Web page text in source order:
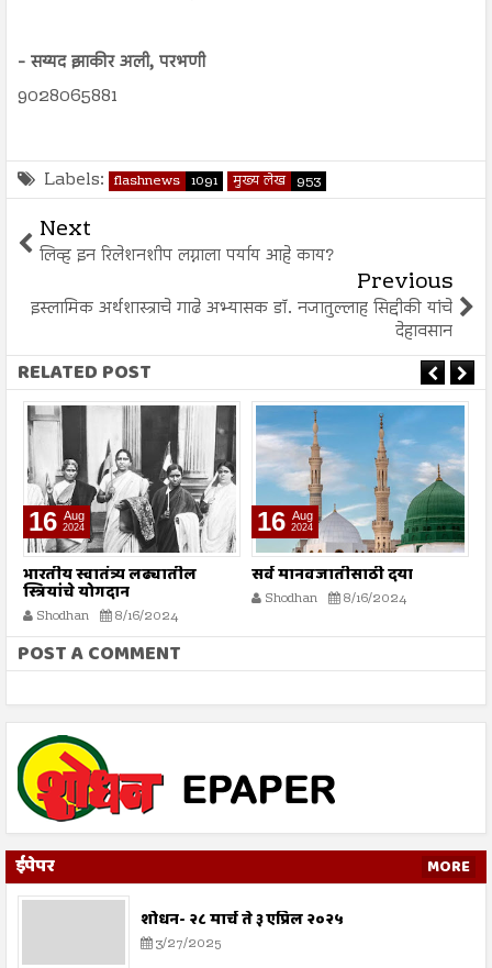
- सय्यद झाकीर अली, परभणी
9028065881
Labels: flashnews 1091 मुख्य लेख 953
Next
लिव्ह इन रिलेशनशीप लग्नाला पर्याय आहे काय?
Previous
इस्लामिक अर्थशास्त्राचे गाढे अभ्यासक डॉ. नजातुल्लाह सिद्दीकी यांचे
देहावसान
RELATED POST
16 Aug
2024
भारतीय स्वातंत्र्य लढ्यातील
स्त्रियांचे योगदान
Shodhan 8/16/2024
16 Aug
2024
सर्व मानवजातीसाठी दया
Shodhan 8/16/2024
POST A COMMENT
ईपेपर MORE
शोधन- २८ मार्च ते ३ एप्रिल २०२५
3/27/2025